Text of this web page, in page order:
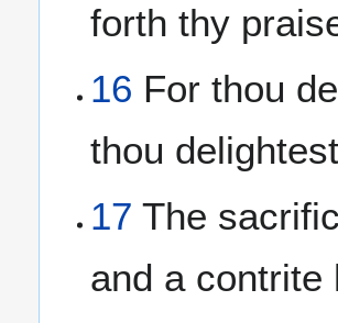
forth thy
16 For thou
thou
17 The
and a contrite